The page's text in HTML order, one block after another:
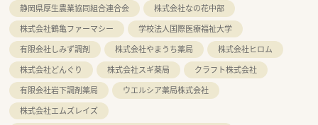
静岡県厚生農業協同組合連合会
株式会社なの花中部
株式会社鶴亀ファーマシー
学校法人国際医療福祉大学
有限会社しみず調剤
株式会社やまうち薬局
株式会社ヒロム
株式会社どんぐり
株式会社スギ薬局
クラフト株式会社
有限会社岩下調剤薬局
ウエルシア薬局株式会社
株式会社エムズレイズ